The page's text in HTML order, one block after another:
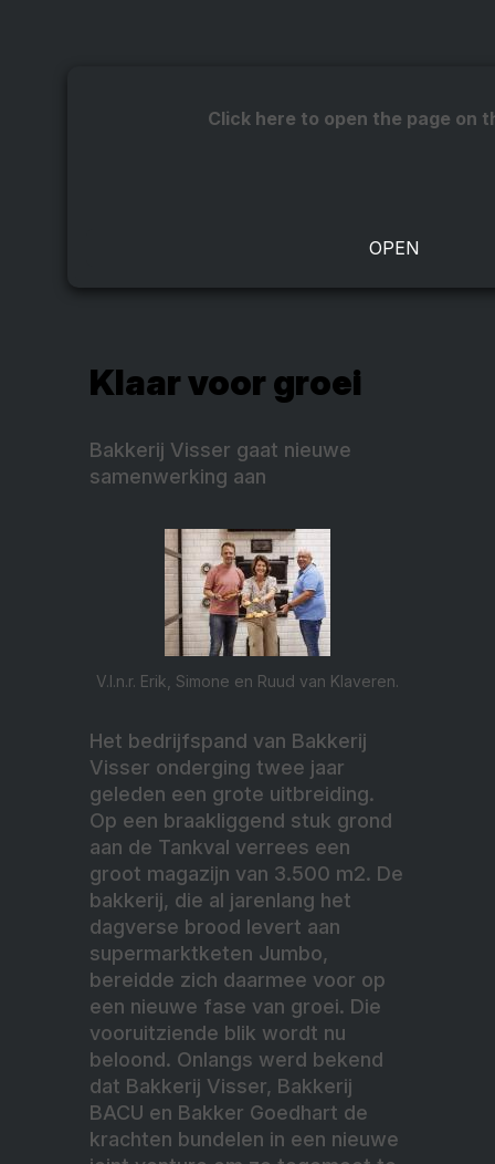
Click here to open the page on
Klaar voor groei
Bakkerij Visser gaat nieuwe
samenwerking aan
V.l.n.r. Erik, Simone en Ruud van Klaveren.
Het bedrijfspand van Bakkerij
Visser onderging twee jaar
geleden een grote uitbreiding.
Op een braakliggend stuk grond
aan de Tankval verrees een
groot magazijn van 3.500 m2. De
bakkerij, die al jarenlang het
dagverse brood levert aan
supermarktketen Jumbo,
bereidde zich daarmee voor op
een nieuwe fase van groei. Die
vooruitziende blik wordt nu
beloond. Onlangs werd bekend
dat Bakkerij Visser, Bakkerij
BACU en Bakker Goedhart de
krachten bundelen in een nieuwe